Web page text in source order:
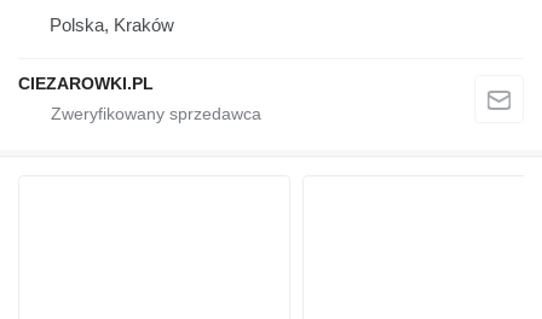
Polska, Kraków
CIEZAROWKI.PL